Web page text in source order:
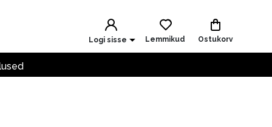
Logi sisse Lemmikud Ostukorv